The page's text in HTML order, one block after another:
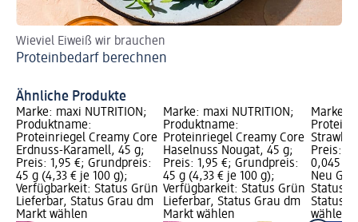
Wieviel Eiweiß wir brauchen
Proteinbedarf berechnen
Ähnliche Produkte
Marke: maxi NUTRITION;
Produktname:
Proteinriegel Creamy Core
Erdnuss-Karamell, 45 g;
Preis: 1,95 €; Grundpreis:
45 g (4,33 € je 100 g);
Verfügbarkeit: Status Grün
Lieferbar, Status Grau dm
Markt wählen
Marke: maxi NUTRITION;
Produktname:
Proteinriegel Creamy Core
Haselnuss Nougat, 45 g;
Preis: 1,95 €; Grundpreis:
45 g (4,33 € je 100 g);
Verfügbarkeit: Status Grün
Lieferbar, Status Grau dm
Markt wählen
Marke:
Preis:
0,045
Neu
Status
Status
wählen